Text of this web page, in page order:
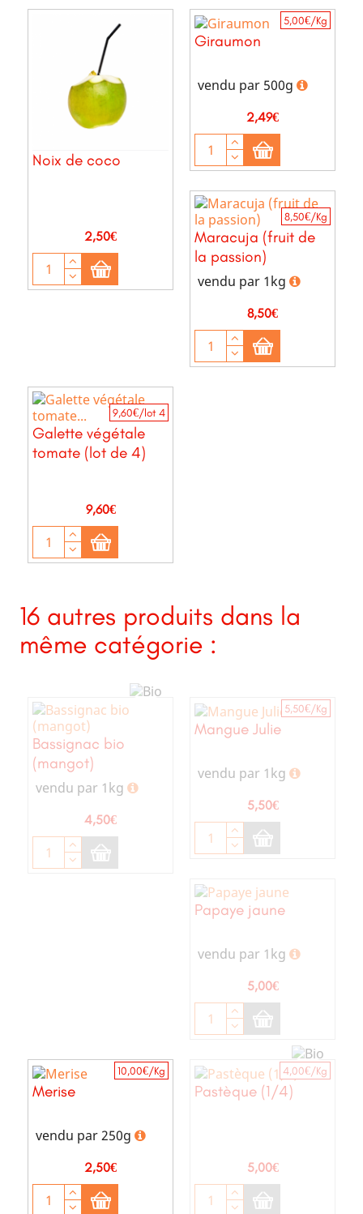
Noix de coco
Prix
2,50€
Giraumon
5,00€/Kg
vendu par 500g
Prix
2,49€
Maracuja (fruit de
la passion)
8,50€/Kg
vendu par 1kg
Prix
8,50€
Galette végétale
tomate (lot de 4)
9,60€/lot 4
Prix
9,60€
16 autres produits dans la
même catégorie :
Bassignac bio
(mangot)
vendu par 1kg
Prix
4,50€
Mangue Julie
5,50€/Kg
vendu par 1kg
Prix
5,50€
Papaye jaune
vendu par 1kg
Prix
5,00€
Merise
10,00€/Kg
vendu par 250g
Prix
2,50€
Pastèque (1/4)
4,00€/Kg
Prix
5,00€